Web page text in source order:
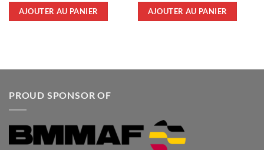
AJOUTER AU PANIER AJOUTER AU PANIER
PROUD SPONSOR OF